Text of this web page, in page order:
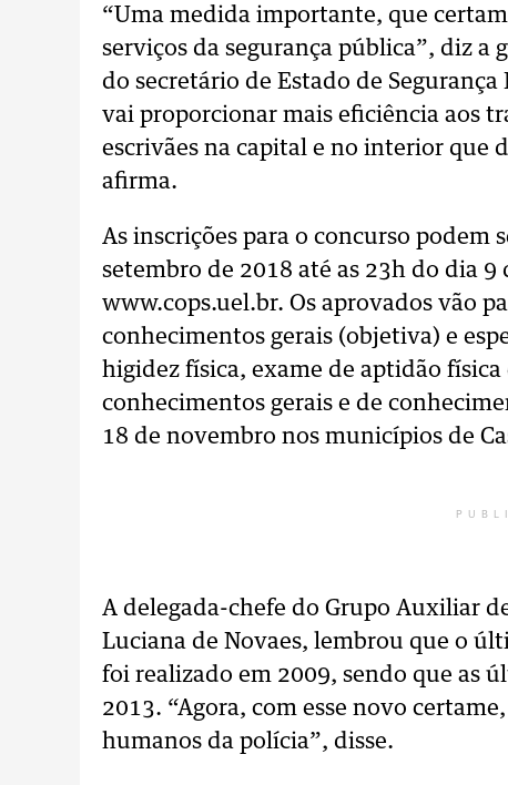
“Uma medida importante, que
serviços da segurança pública”, diz
do secretário de Estado de
vai proporcionar mais eficiência aos
escrivães na capital e no interior que
afirma.
As inscrições para o concurso podem
setembro de 2018 até as 23h do dia
www.cops.uel.br. Os aprovados vão
conhecimentos gerais (objetiva) e
higidez física, exame de aptidão
conhecimentos gerais e de
18 de novembro nos municípios de
A delegada-chefe do Grupo Auxiliar
Luciana de Novaes, lembrou que o
foi realizado em 2009, sendo que as
2013. “Agora, com esse novo
humanos da polícia”, disse.